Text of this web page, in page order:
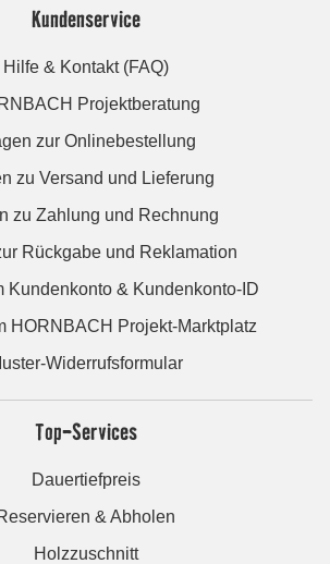
Kundenservice
Hilfe & Kontakt (FAQ)
Projektberatung
zur Onlinebestellung
zu Versand und Lieferung
zu Zahlung und Rechnung
Rückgabe und Reklamation
Kundenkonto & Kundenkonto-ID
HORNBACH Projekt-Marktplatz
Widerrufsformular
Top-Services
Dauertiefpreis
& Abholen
Holzzuschnitt